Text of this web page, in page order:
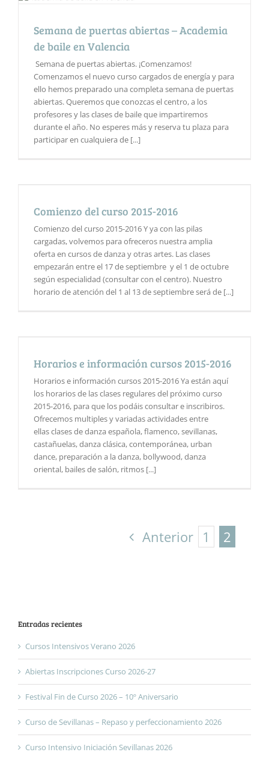
Semana de puertas abiertas – Academia
de baile en Valencia
Semana de puertas abiertas. ¡Comenzamos!
Comenzamos el nuevo curso cargados de energía y para
ello hemos preparado una completa semana de puertas
abiertas. Queremos que conozcas el centro, a los
profesores y las clases de baile que impartiremos
durante el año. No esperes más y reserva tu plaza para
participar en cualquiera de [...]
Comienzo del curso 2015-2016
Comienzo del curso 2015-2016 Y ya con las pilas
cargadas, volvemos para ofreceros nuestra amplia
oferta en cursos de danza y otras artes. Las clases
empezarán entre el 17 de septiembre y el 1 de octubre
según especialidad (consultar con el centro). Nuestro
horario de atención del 1 al 13 de septiembre será de [...]
Horarios e información cursos 2015-2016
Horarios e información cursos 2015-2016 Ya están aquí
los horarios de las clases regulares del próximo curso
2015-2016, para que los podáis consultar e inscribiros.
Ofrecemos multiples y variadas actividades entre
ellas clases de danza española, flamenco, sevillanas,
castañuelas, danza clásica, contemporánea, urban
dance, preparación a la danza, bollywood, danza
oriental, bailes de salón, ritmos [...]
Anterior 1 2
Entradas recientes
Cursos Intensivos Verano 2026
Abiertas Inscripciones Curso 2026-27
Festival Fin de Curso 2026 – 10º Aniversario
Curso de Sevillanas – Repaso y perfeccionamiento 2026
Curso Intensivo Iniciación Sevillanas 2026